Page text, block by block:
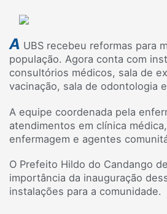
A UBS recebeu reformas para
população. Agora conta com
consultórios médicos, sala de
vacinação, sala de odontologia
A equipe coordenada pela
atendimentos em clínica
enfermagem e agentes
O Prefeito Hildo do Candango
importância da inauguração
instalações para a comunidade.